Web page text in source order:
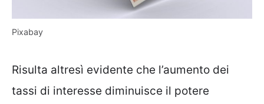
Pixabay
Risulta altresì evidente che l’aumento dei
tassi di interesse diminuisce il potere